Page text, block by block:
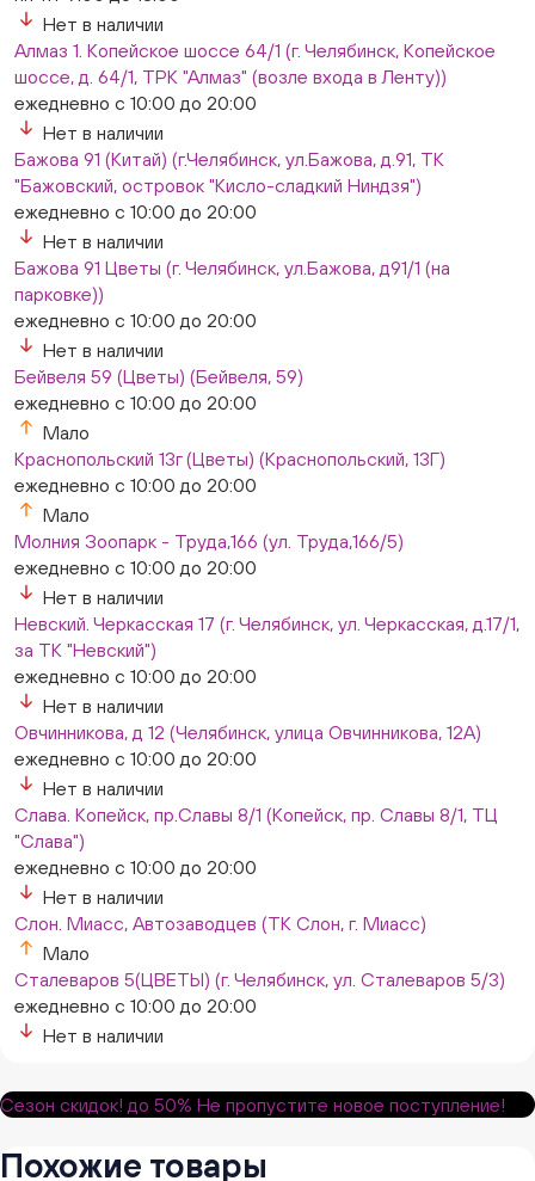
Нет в наличии
Овчинникова, д 12 (Челябинск, улица Овчинникова,
12А)
ежедневно с 10:00 до 20:00
Нет в наличии
Слава. Копейск, пр.Славы 8/1 (Копейск, пр. Славы
8/1, ТЦ "Слава")
ежедневно с 10:00 до 20:00
Нет в наличии
Слон. Миасс, Автозаводцев (ТК Слон, г. Миасс)
Мало
Сталеваров 5(ЦВЕТЫ) (г. Челябинск, ул. Сталеваров
5/3)
ежедневно с 10:00 до 20:00
Нет в наличии
Нет в наличии
Алмаз 1. Копейское шоссе 64/1 (г. Челябинск, Копейское
шоссе, д. 64/1, ТРК "Алмаз" (возле входа в Ленту))
ежедневно с 10:00 до 20:00
Нет в наличии
Бажова 91 (Китай) (г.Челябинск, ул.Бажова, д.91, ТК
"Бажовский, островок "Кисло-сладкий Ниндзя")
ежедневно с 10:00 до 20:00
Нет в наличии
Бажова 91 Цветы (г. Челябинск, ул.Бажова, д91/1 (на
парковке))
ежедневно с 10:00 до 20:00
Нет в наличии
Бейвеля 59 (Цветы) (Бейвеля, 59)
ежедневно с 10:00 до 20:00
Мало
Краснопольский 13г (Цветы) (Краснопольский, 13Г)
ежедневно с 10:00 до 20:00
Мало
Молния Зоопарк - Труда,166 (ул. Труда,166/5)
ежедневно с 10:00 до 20:00
Нет в наличии
Невский. Черкасская 17 (г. Челябинск, ул. Черкасская, д.17/1,
за ТК "Невский")
ежедневно с 10:00 до 20:00
Нет в наличии
Овчинникова, д 12 (Челябинск, улица Овчинникова, 12А)
ежедневно с 10:00 до 20:00
Нет в наличии
Слава. Копейск, пр.Славы 8/1 (Копейск, пр. Славы 8/1, ТЦ
"Слава")
ежедневно с 10:00 до 20:00
Нет в наличии
Слон. Миасс, Автозаводцев (ТК Слон, г. Миасс)
Мало
Сталеваров 5(ЦВЕТЫ) (г. Челябинск, ул. Сталеваров 5/3)
ежедневно с 10:00 до 20:00
Нет в наличии
Сезон скидок! до 50% Не пропустите новое поступление!
Похожие товары